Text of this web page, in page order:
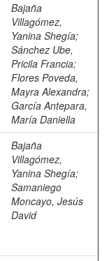
Bajaña
Villagómez,
Yanina Shegía;
Sánchez Ube,
Pricila Francia;
Flores Poveda,
Mayra Alexandra;
García Antepara,
María Daniella
Bajaña
Villagómez,
Yanina Shegía;
Samaniego
Moncayo, Jesús
David